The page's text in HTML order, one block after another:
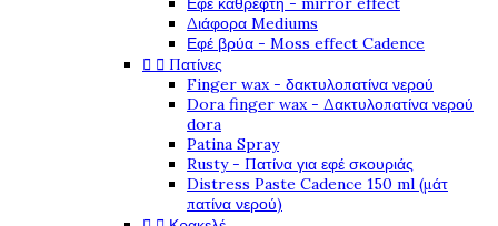
Διάφορα Mediums
Εφέ βρύα - Moss effect Cadence
  Πατίνες
Finger wax - δακτυλοπατίνα νερού
Dora finger wax - Δακτυλοπατίνα νερού
dora
Patina Spray
Rusty - Πατίνα για εφέ σκουριάς
Distress Paste Cadence 150 ml (μάτ
πατίνα νερού)